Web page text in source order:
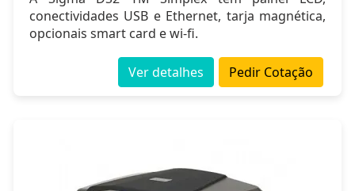
conectividades USB e Ethernet, tarja magnética,
opcionais smart card e wi-fi.
Pedir Cotação
Ver detalhes